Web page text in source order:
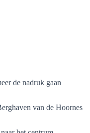
de nadruk gaan
van de Hoornes